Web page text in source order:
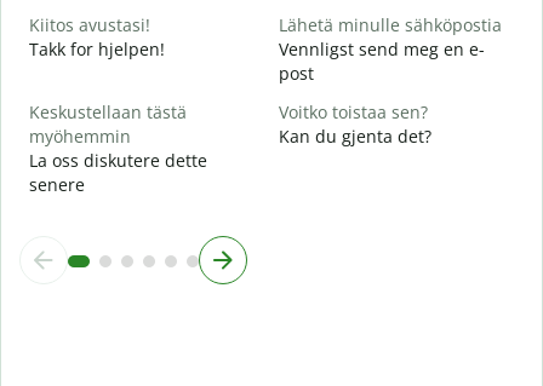
Kiitos avustasi!
Takk for hjelpen!
Lähetä minulle sähköpostia
Vennligst send meg en e-
post
Keskustellaan tästä
myöhemmin
La oss diskutere dette
senere
Voitko toistaa sen?
Kan du gjenta det?